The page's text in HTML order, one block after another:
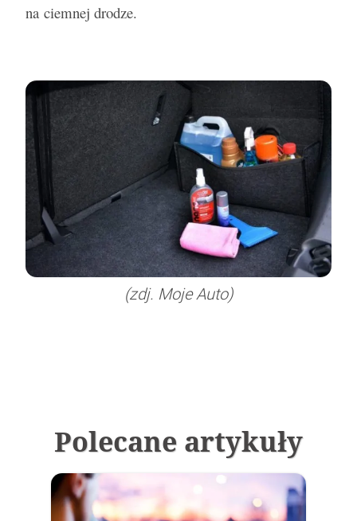
na ciemnej drodze.
(zdj. Moje Auto)
Polecane artykuły